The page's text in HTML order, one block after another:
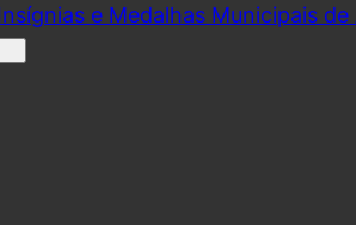
e Medalhas Municipais